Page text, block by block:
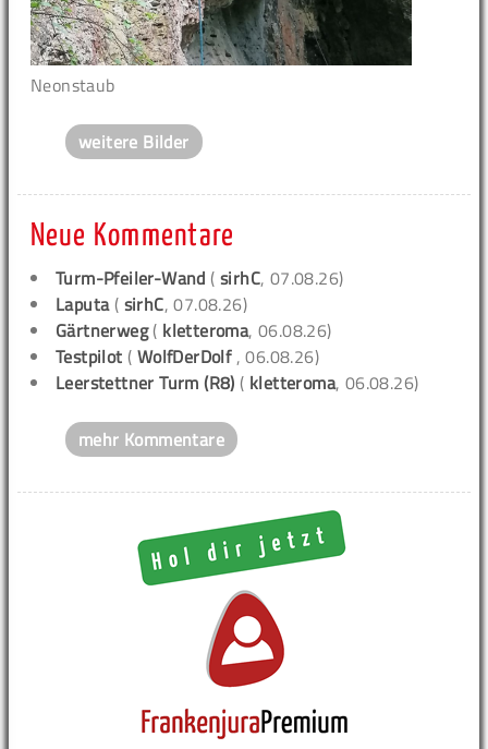
Neonstaub
weitere Bilder
Neue Kommentare
Turm-Pfeiler-Wand (sirhC, 07.08.26)
Laputa( sirhC, 07.08.26)
Gärtnerweg( kletteroma, 06.08.26)
Testpilot ( WolfDerDolf , 06.08.26)
Leerstettner Turm (R8) ( kletteroma, 06.08.26)
mehr Kommentare